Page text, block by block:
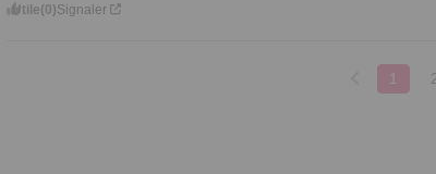
Utile(0)Signaler
1